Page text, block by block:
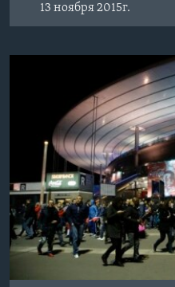
13 ноября 2015г.